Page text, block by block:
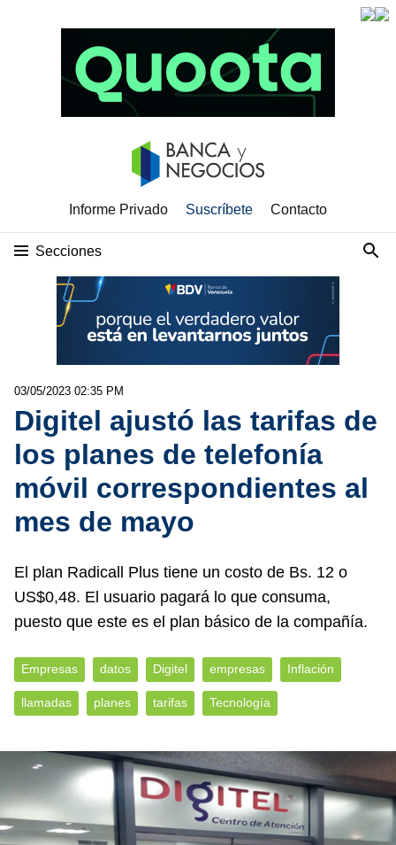
Informe Privado Suscríbete Contacto
Secciones
03/05/2023 02:35 PM
Digitel ajustó las tarifas de
los planes de telefonía
móvil correspondientes al
mes de mayo
El plan Radicall Plus tiene un costo de Bs. 12 o
US$0,48. El usuario pagará lo que consuma,
puesto que este es el plan básico de la compañía.
Empresas datos Digitel empresas Inflación
llamadas planes tarifas Tecnología